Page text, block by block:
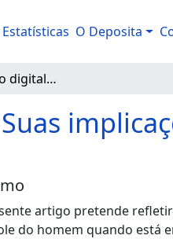
Estatísticas O Deposita
“Empoderamento digital”? Suas implicações no ethos e na atividade política atual
artigo pretende
do homem quando está